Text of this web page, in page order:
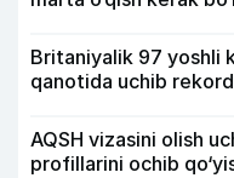
Britaniyalik 97 yoshli
qanotida uchib
AQSH vizasini olish
profillarini ochib